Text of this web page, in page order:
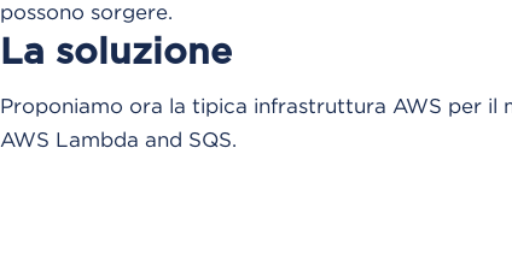
possono sorgere.
La soluzione
Proponiamo ora la tipica infrastruttura AWS per il
AWS Lambda and SQS.